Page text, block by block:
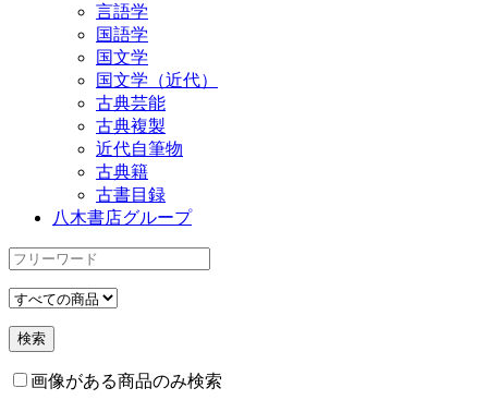
言語学
国語学
国文学
国文学（近代）
古典芸能
古典複製
近代自筆物
古典籍
古書目録
八木書店グループ
画像がある商品のみ検索